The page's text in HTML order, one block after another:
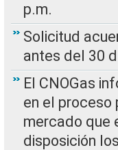
p.m.
Solicitud
antes del 30
El CNOGas
en el
mercado que
disposición